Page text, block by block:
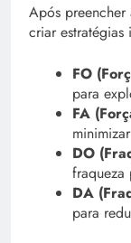
Após
criar estratégias
FO
para
FA
DO
fraqueza
DA
para